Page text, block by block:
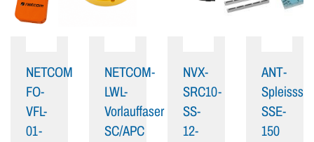
NETCOM
FO-
VFL-
01-
NETCOM-
LWL-
Vorlauffaser
SC/APC
NVX-
SRC10-
SS-
12-
ANT-
SSE-
150